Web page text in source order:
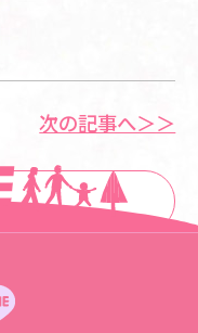
次の記事へ＞＞